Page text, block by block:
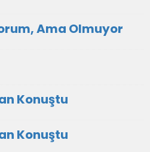
Ama Olmuyor
Konuştu
Konuştu